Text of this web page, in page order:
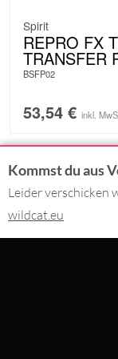
Spirit
REPRO FX
TRANSFER
BSFP02
53,54 € inkl.
KONTAKT
Kommst du aus
Leider verschicken
wildcat.eu